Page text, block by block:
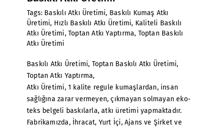
Tags: Baskılı Atkı Üretimi, Baskılı Kumaş Atkı
Üretimi, Hızlı Baskılı Atkı Üretimi, Kaliteli Baskılı
Atkı Üretimi, Toptan Atkı Yaptırma, Toptan Baskılı
Atkı Üretimi
Baskılı Atkı Üretimi, Toptan Baskılı Atkı Üretimi,
Toptan Atkı Yaptırma,
Atkı Üretimi, 1 kalite regule kumaşlardan, insan
sağlığına zarar vermeyen, çıkmayan solmayan eko-
teks belgeli baskılarla, atkı üretimi yapmaktadır.
Fabrikamızda, İhracat, Yurt İçi, Ajans ve Şirket ve